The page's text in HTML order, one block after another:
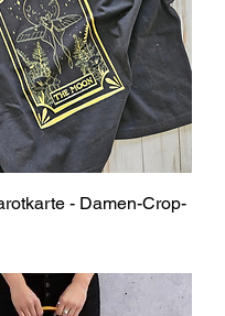
- Damen-Crop-